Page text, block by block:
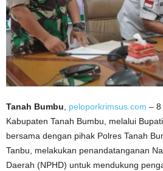
Tanah Bumbu peloporkrimsus.com – 8
Kabupaten Tanah Bumbu, melalui
bersama dengan pihak Polres Tanah
Tanbu, melakukan penandatanganan
Daerah (NPHD) untuk mendukung